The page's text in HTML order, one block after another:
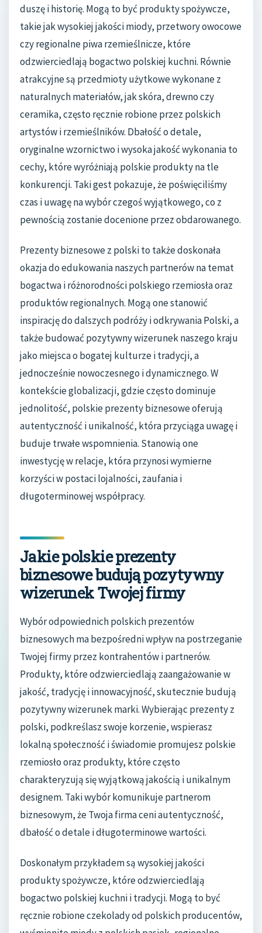
duszę i historię. Mogą to być produkty spożywcze,
takie jak wysokiej jakości miody, przetwory owocowe
czy regionalne piwa rzemieślnicze, które
odzwierciedlają bogactwo polskiej kuchni. Równie
atrakcyjne są przedmioty użytkowe wykonane z
naturalnych materiałów, jak skóra, drewno czy
ceramika, często ręcznie robione przez polskich
artystów i rzemieślników. Dbałość o detale,
oryginalne wzornictwo i wysoka jakość wykonania to
cechy, które wyróżniają polskie produkty na tle
konkurencji. Taki gest pokazuje, że poświęciliśmy
czas i uwagę na wybór czegoś wyjątkowego, co z
pewnością zostanie docenione przez obdarowanego.
Prezenty biznesowe z polski to także doskonała
okazja do edukowania naszych partnerów na temat
bogactwa i różnorodności polskiego rzemiosła oraz
produktów regionalnych. Mogą one stanowić
inspirację do dalszych podróży i odkrywania Polski, a
także budować pozytywny wizerunek naszego kraju
jako miejsca o bogatej kulturze i tradycji, a
jednocześnie nowoczesnego i dynamicznego. W
kontekście globalizacji, gdzie często dominuje
jednolitość, polskie prezenty biznesowe oferują
autentyczność i unikalność, która przyciąga uwagę i
buduje trwałe wspomnienia. Stanowią one
inwestycję w relacje, która przynosi wymierne
korzyści w postaci lojalności, zaufania i
długoterminowej współpracy.
Jakie polskie prezenty
biznesowe budują pozytywny
wizerunek Twojej firmy
Wybór odpowiednich polskich prezentów
biznesowych ma bezpośredni wpływ na postrzeganie
Twojej firmy przez kontrahentów i partnerów.
Produkty, które odzwierciedlają zaangażowanie w
jakość, tradycję i innowacyjność, skutecznie budują
pozytywny wizerunek marki. Wybierając prezenty z
polski, podkreślasz swoje korzenie, wspierasz
lokalną społeczność i świadomie promujesz polskie
rzemiosło oraz produkty, które często
charakteryzują się wyjątkową jakością i unikalnym
designem. Taki wybór komunikuje partnerom
biznesowym, że Twoja firma ceni autentyczność,
dbałość o detale i długoterminowe wartości.
Doskonałym przykładem są wysokiej jakości
produkty spożywcze, które odzwierciedlają
bogactwo polskiej kuchni i tradycji. Mogą to być
ręcznie robione czekolady od polskich producentów,